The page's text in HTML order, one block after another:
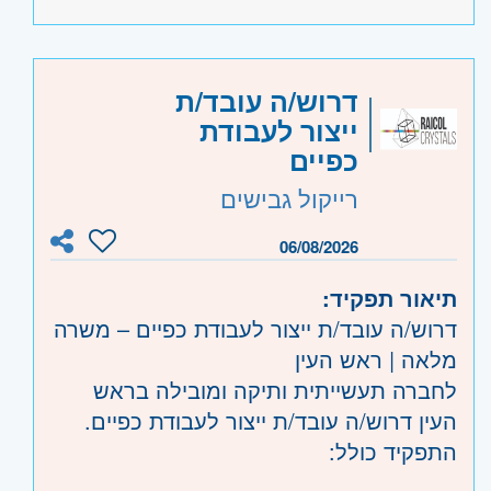
שיריון ואגף טכני של חייל האוויר
היקף משרה: משרה מלאה
קוד משרה:780829
- תל אביב, פתח תקווה, רמת גן
וגבעתיים, בקעת אונו וגבעת שמואל, חולון
ובת-ים, מודיעין
רעננה, כפר סבא והוד השרון, ראש העין,
הרצליה ורמת השרון
השפלה - ראשון לציון ונס- ציונה, רחובות
דרוש/ה עובד/ת
ייצור לעבודת
כפיים
רייקול גבישים
06/08/2026
תיאור תפקיד:
דרוש/ה עובד/ת ייצור לעבודת כפיים – משרה
מלאה | ראש העין
לחברה תעשייתית ותיקה ומובילה בראש
העין דרוש/ה עובד/ת ייצור לעבודת כפיים.
התפקיד כולל: